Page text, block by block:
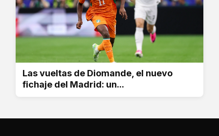
Las vueltas de Diomande, el nuevo
fichaje del Madrid: un...